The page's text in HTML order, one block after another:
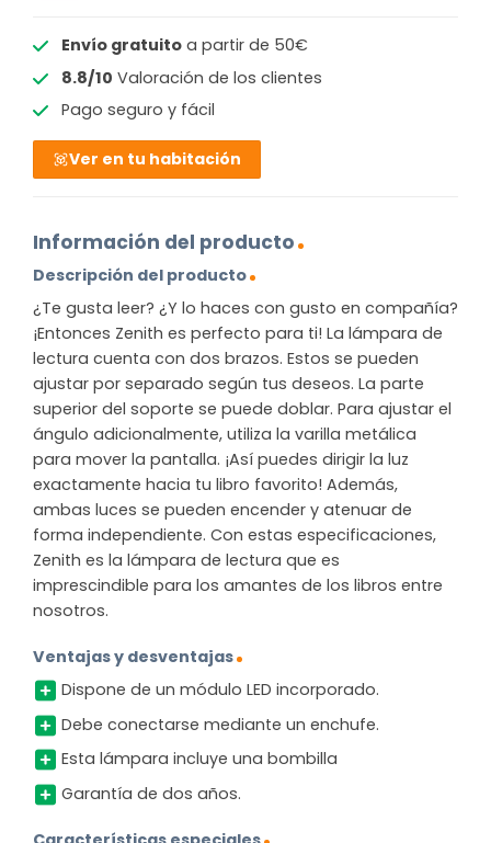
Envío gratuitoa partir de 50€
8.8/10 Valoración de los clientes
Pago seguro y fácil
Ver en tu habitación
Información del producto
Descripción del producto
¿Te gusta leer? ¿Y lo haces con gusto en compañía?
¡Entonces Zenith es perfecto para ti! La lámpara de
lectura cuenta con dos brazos. Estos se pueden
ajustar por separado según tus deseos. La parte
superior del soporte se puede doblar. Para ajustar el
ángulo adicionalmente, utiliza la varilla metálica
para mover la pantalla. ¡Así puedes dirigir la luz
exactamente hacia tu libro favorito! Además,
ambas luces se pueden encender y atenuar de
forma independiente. Con estas especificaciones,
Zenith es la lámpara de lectura que es
imprescindible para los amantes de los libros entre
nosotros.
Ventajas y desventajas
Dispone de un módulo LED incorporado.
Debe conectarse mediante un enchufe.
Esta lámpara incluye una bombilla
Garantía de dos años.